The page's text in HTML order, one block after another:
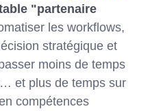
"partenaire
les workflows,
stratégique et
moins de temps
et plus de temps sur
compétences